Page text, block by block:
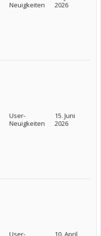
Neuigkeiten
2026
User-
Neuigkeiten
15. Juni
2026
User- 10. April